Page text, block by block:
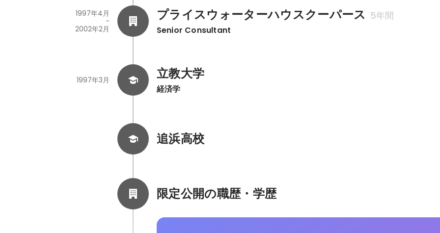
プライスウォーターハウスクーパース 5年間
Senior Consultant
1997年4月
-
2002年2月
立教大学
経済学
1997年3月
追浜高校
限定公開の職歴・学歴